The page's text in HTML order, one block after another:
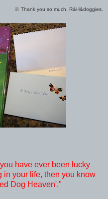
※ Thank you so much, R&H&doggies.
have ever been lucky
in your life, then you know
Dog Heaven'."